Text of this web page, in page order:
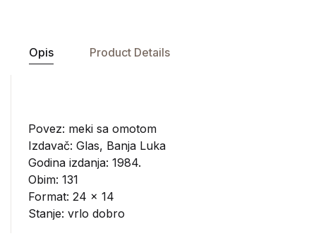
Opis Product Details
Povez: meki sa omotom
Izdavač: Glas, Banja Luka
Godina izdanja: 1984.
Obim: 131
Format: 24 x 14
Stanje: vrlo dobro